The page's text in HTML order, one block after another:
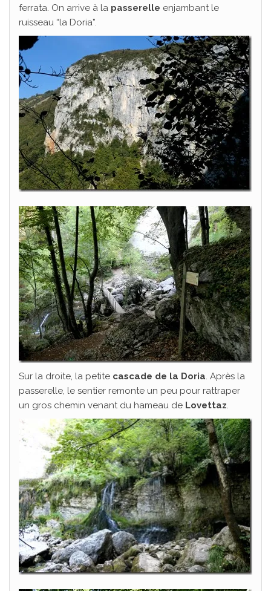
ferrata. On arrive à la passerelle enjambant le
ruisseau “la Doria”.
Sur la droite, la petite cascade de la Doria. Après la
passerelle, le sentier remonte un peu pour rattraper
un gros chemin venant du hameau de Lovettaz.